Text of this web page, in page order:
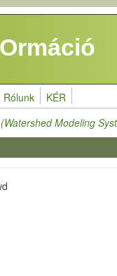
Rólunk KÉR
Modeling